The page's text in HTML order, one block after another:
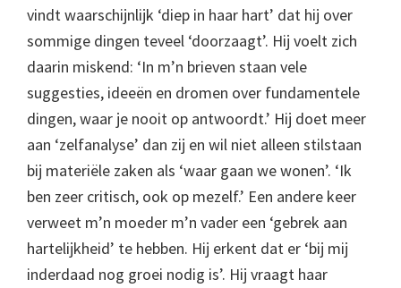
vindt waarschijnlijk ‘diep in haar hart’ dat hij over
sommige dingen teveel ‘doorzaagt’. Hij voelt zich
daarin miskend: ‘In m’n brieven staan vele
suggesties, ideeën en dromen over fundamentele
dingen, waar je nooit op antwoordt.’ Hij doet meer
aan ‘zelfanalyse’ dan zij en wil niet alleen stilstaan
bij materiële zaken als ‘waar gaan we wonen’. ‘Ik
ben zeer critisch, ook op mezelf.’ Een andere keer
verweet m’n moeder m’n vader een ‘gebrek aan
hartelijkheid’ te hebben. Hij erkent dat er ‘bij mij
inderdaad nog groei nodig is’. Hij vraagt haar